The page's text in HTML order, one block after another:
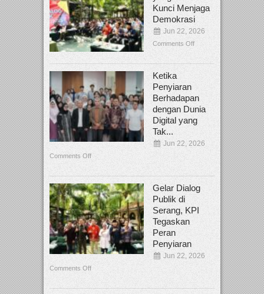
Kunci Menjaga
Demokrasi
Jun 22, 2026
Comments Off
Ketika
Penyiaran
Berhadapan
dengan Dunia
Digital yang
Tak...
Jun 22, 2026
Comments Off
Gelar Dialog
Publik di
Serang, KPI
Tegaskan
Peran
Penyiaran
Jun 22, 2026
Comments Off